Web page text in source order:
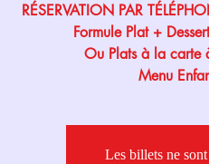
RÉSERVATION PAR
Formule Plat +
Ou Plats à la
Menu
Les billets ne